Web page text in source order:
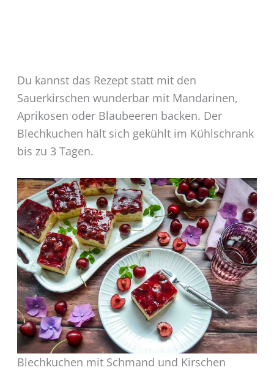
Du kannst das Rezept statt mit den
Sauerkirschen wunderbar mit Mandarinen,
Aprikosen oder Blaubeeren backen. Der
Blechkuchen hält sich gekühlt im Kühlschrank
bis zu 3 Tagen.
Blechkuchen mit Schmand und Kirschen